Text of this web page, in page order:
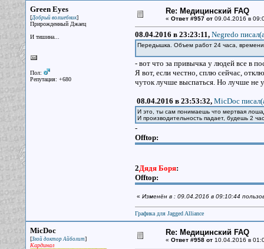
Green Eyes
[Добрый волшебник]
Прирожденный Джаец
И тишина...
Пол:
Репутация: +680
Re: Медицинский FAQ
« Ответ #957 от09.04.2016 в
08.04.2016 в 23:23:11, Negredo
Передышка. Объем работ 24 часа, времени
- вот что за привычка у людей все в
Я вот, если честно, сплю сейчас,
чуток лучше выспаться. Но лучше не
08.04.2016 в 23:53:32, MicDoc
И это, ты сам понимаешь что мертвая
И производительность падает, будешь 2
-
Offtop:
2Дядя Боря:
Offtop:
« Изменён в : 09.04.2016 в 09:10:44
Графика для Jagged Alliance
MicDoc
[Злой доктор Айболит]
Кардинал
Re: Медицинский FAQ
« Ответ #958 от10.04.2016 в